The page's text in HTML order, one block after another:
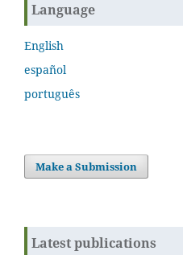
Language
English
español
português
Make a Submission
Latest publications